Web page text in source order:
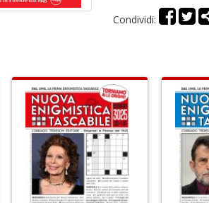
Condividi: